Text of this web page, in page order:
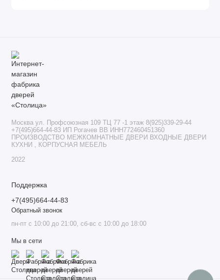
Москва ул. Профсоюзная 109 ТЦ 77 -1 этаж 8(925)339-29-44
+7(495)664-44-83 ИП Рогачев ВВ ИНН772460451360
ПРОИЗВОДСТВО МЕЖКОМНАТНЫЕ ДВЕРИ ВХОДНЫЕ ДВЕРИ
КУХНИ , КОРПУСНАЯ МЕБЕЛЬ
2022
Поддержка
+7(495)664-44-83
Обратный звонок
пн-пт с 10:00 до 21:00, сб-вс с 10:00 до 18:00
Мы в сети